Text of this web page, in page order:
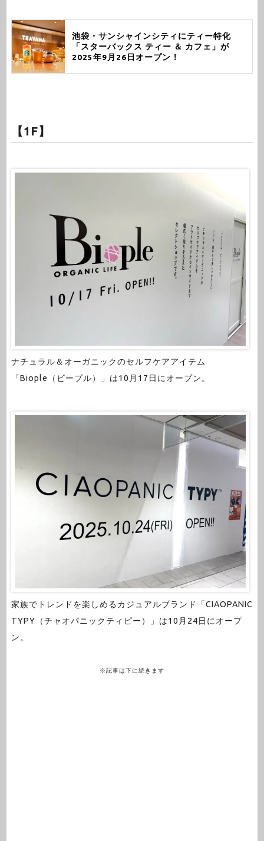
池袋・サンシャインシティにティー特化
「スターバックス ティー ＆ カフェ」が
2025年9月26日オープン！
【1F】
ナチュラル＆オーガニックのセルフケアアイテム
「Biople（ビープル）」は10月17日にオープン。
家族でトレンドを楽しめるカジュアルブランド「CIAOPANIC
TYPY（チャオパニックティピー）」は10月24日にオープ
ン。
※記事は下に続きます